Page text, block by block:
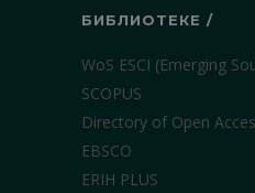
БИБЛИОТЕКЕ /
WoS ESCI (Emerging
SCOPUS
Directory of Open
EBSCO
ERIH PLUS